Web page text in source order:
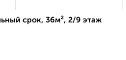
срок, 36м², 2/9 этаж